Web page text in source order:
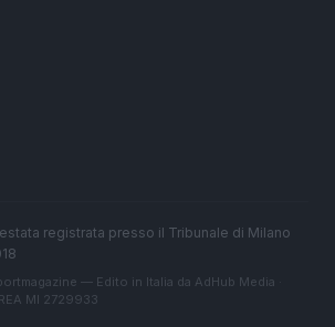
registrata presso il Tribunale di Milano
— Edito in Italia da AdHub Media
MI 2729933